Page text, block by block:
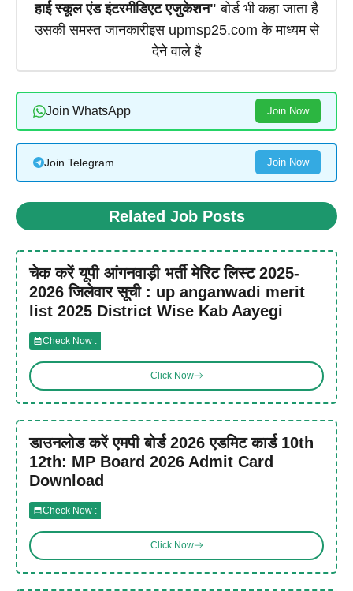
हाई स्कूल एंड इंटरमीडिएट एजुकेशन" बोर्ड भी कहा जाता है
उसकी समस्त जानकारीइस upmsp25.com के माध्यम से
देने वाले है
Join WhatsApp Join Now
Join Telegram Join Now
Related Job Posts
चेक करें यूपी आंगनवाड़ी भर्ती मेरिट लिस्ट 2025-
2026 जिलेवार सूची : up anganwadi merit
list 2025 District Wise Kab Aayegi
Check Now :
Click Now
डाउनलोड करें एमपी बोर्ड 2026 एडमिट कार्ड 10th
12th: MP Board 2026 Admit Card
Download
Check Now :
Click Now